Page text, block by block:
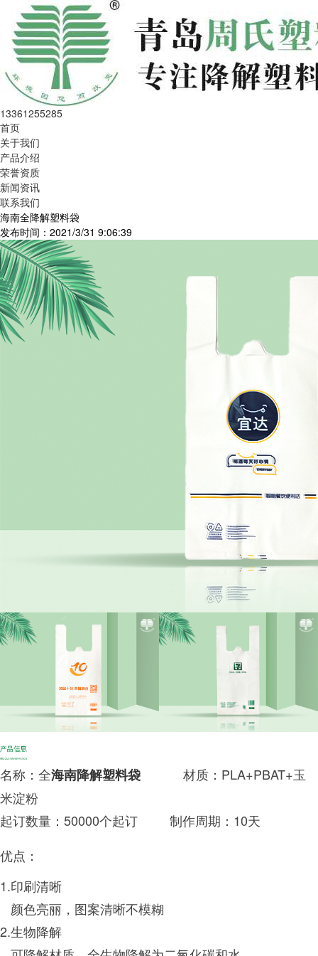
13361255285
首页
关于我们
产品介绍
荣誉资质
新闻资讯
联系我们
海南全降解塑料袋
发布时间：2021/3/31 9:06:39
名称：全海南降解塑料袋 材质： PLA+PBAT+玉
米淀粉
起订数量：50000个起订 制作周期：10天
优点：
1.印刷清晰
颜色亮丽，图案清晰不模糊
2.生物降解